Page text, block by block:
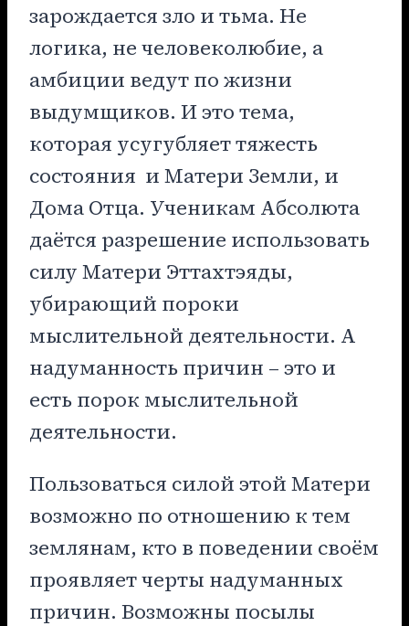
зарождается зло и тьма. Не
логика, не человеколюбие, а
амбиции ведут по жизни
выдумщиков. И это тема,
которая усугубляет тяжесть
состояния и Матери Земли, и
Дома Отца. Ученикам Абсолюта
даётся разрешение использовать
силу Матери Эттахтэяды,
убирающий пороки
мыслительной деятельности. А
надуманность причин – это и
есть порок мыслительной
деятельности.
Пользоваться силой этой Матери
возможно по отношению к тем
землянам, кто в поведении своём
проявляет черты надуманных
причин. Возможны посылы